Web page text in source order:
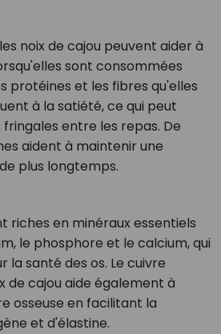
noix de cajou peuvent aider à
sont consommées
protéines et les fibres qu'elles
à la satiété, ce qui peut
entre les repas. De
aident à maintenir une
plus longtemps.
riches en minéraux essentiels
le phosphore et le calcium, qui
santé des os. Le cuivre
de cajou aide également à
osseuse en facilitant la
et d'élastine.